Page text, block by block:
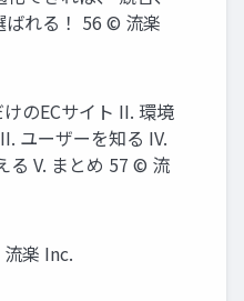
ばれる！ 56 © 流楽
のECサイト II. 環境
ユーザーを知る IV.
る V. まとめ 57 © 流
楽 Inc.